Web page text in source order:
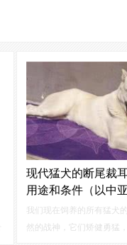
现代猛犬的断尾裁
用途和条件（以中
我们现在饲养的所有猛犬
然的战神，它们矫健勇猛